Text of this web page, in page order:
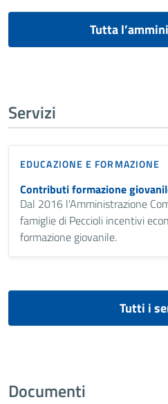
Tutta
Servizi
EDUCAZIONE E FORMAZIONE
Contributi formazione
Dal 2016 l'Amministrazione
famiglie di Peccioli incentivi
formazione giovanile.
Tutti i
Documenti